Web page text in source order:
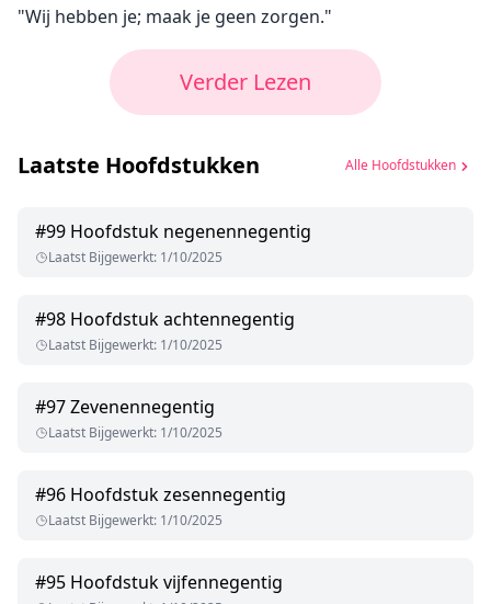
"Wij hebben je; maak je geen zorgen."
Verder Lezen
Laatste Hoofdstukken Alle Hoofdstukken
#99 Hoofdstuk negenennegentig
Laatst Bijgewerkt: 1/10/2025
#98 Hoofdstuk achtennegentig
Laatst Bijgewerkt: 1/10/2025
#97Zevenennegentig
Laatst Bijgewerkt: 1/10/2025
#96 Hoofdstuk zesennegentig
Laatst Bijgewerkt: 1/10/2025
#95 Hoofdstuk vijfennegentig